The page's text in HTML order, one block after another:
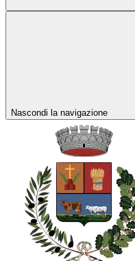
Nascondi la navigazione